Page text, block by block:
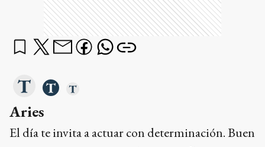
Aries
El día te invita a actuar con determinación. Buen